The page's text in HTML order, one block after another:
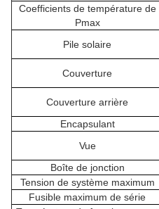
Coefficients de température de
Pmax
Pile solaire
Couverture
Couverture arrière
Encapsulant
Vue
Boîte de jonction
Tension de système maximum
Fusible maximum de série